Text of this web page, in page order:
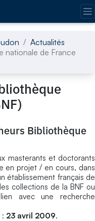
Actualités
nationale de France
Bibliothèque
masterants et doctorants
en projet / en cours, dans
établissement français de
collections de la BNF ou
avec une recherche
23 avril 2009.